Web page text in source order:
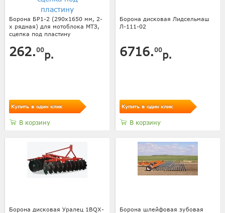
Борона БР1-2 (290х1650 мм, 2-
х рядная) для мотоблока МТЗ,
сцепка под пластину
262.00р.
Купить в один клик
В корзину
Борона дисковая Лидсельмаш
Л-111-02
6716.00р.
Купить в один клик
В корзину
Борона дисковая Уралец 1BQX-
Борона шлейфовая зубовая